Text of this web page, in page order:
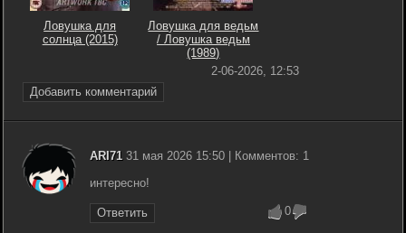
Ловушка для
солнца (2015)
Ловушка для ведьм
/ Ловушка ведьм
(1989)
Добавить комментарий
2-06-2026, 12:53
ARI71 31 мая 2026 15:50 | Комментов: 1
интересно!
Ответить 0